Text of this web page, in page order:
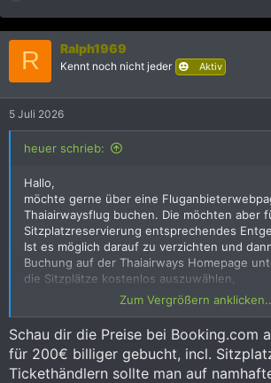
a
k
i
n
:
R Ralph1969
Kennt noch nicht jeder Aktiv
5 Juli 2026
heuer schrieb:
Hallo,
möchte gerne über eine
Thaiairwaysflug buchen. Die möchten aber
Sitzplatzreservierung entsprechendes
Ist es möglich darauf zu verzichten und
Buchung auf der Thaiairways Homepage
die Sitzplätze kostenlos auszuwählen,
oder will die Thai mittlerweile
Danke für euere Hilfe.
Zum Vergrößern
Schau dir die Preise bei Booking.com
für 200€ billiger gebucht, incl.
Tickethändlern sollte man auf